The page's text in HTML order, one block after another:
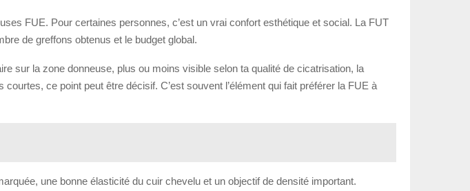
FUE. Pour certaines personnes, c’est un vrai confort esthétique et social. La FUT
de greffons obtenus et le budget global.
sur la zone donneuse, plus ou moins visible selon ta qualité de cicatrisation, la
ce point peut être décisif. C’est souvent l’élément qui fait préférer la FUE à
une bonne élasticité du cuir chevelu et un objectif de densité important.